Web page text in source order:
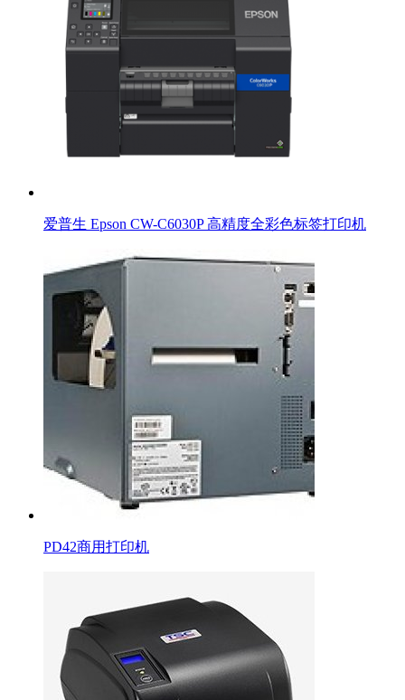
爱普生 Epson CW-C6030P 高精度全彩色标签打印机
PD42商用打印机